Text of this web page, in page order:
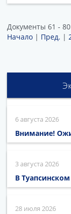
Документы 61 -
Начало | Пред. |
6 августа 2026
Внимание!
3 августа 2026
В
28 июля 2026